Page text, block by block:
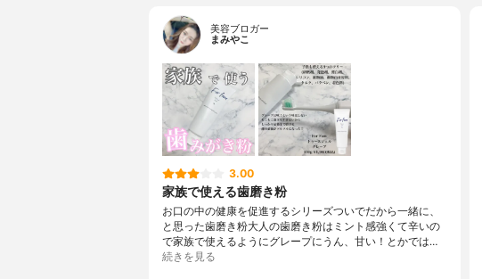
美容ブロガー
まみやこ
3.00
家族で使える歯磨き粉
⁡お口の中の健康を促進するシリーズついでだから一緒に、
と思った歯磨き粉大人の歯磨き粉はミント感強くて辛いの
で⁡家族で使えるようにグレープに⁡うん、甘い！とかでは…
続きを見る